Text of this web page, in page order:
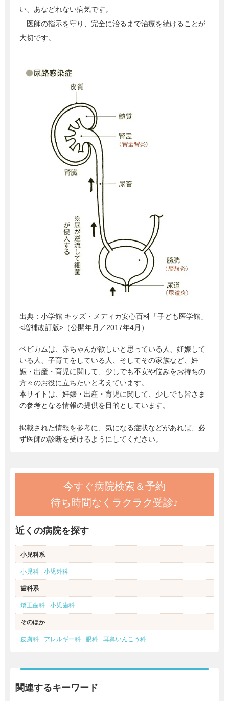
い、あなどれない病気です。
医師の指示を守り、完全に治るまで治療を続けることが
大切です。
出典： 小学館 キッズ・メディカ安心百科「子ども医学館」
<増補改訂版>（公開年月／2017年4月）
ベビカムは、赤ちゃんが欲しいと思っている人、妊娠して
いる人、子育てをしている人、そしてその家族など、妊
娠・出産・育児に関して、少しでも不安や悩みをお持ちの
方々のお役に立ちたいと考えています。
本サイトは、妊娠・出産・育児に関して、少しでも皆さま
の参考となる情報の提供を目的としています。
掲載された情報を参考に、気になる症状などがあれば、必
ず医師の診断を受けるようにしてください。
今すぐ病院検索＆予約
待ち時間なくラクラク受診♪
近くの病院を探す
小児科系
小児科 小児外科
歯科系
矯正歯科 小児歯科
そのほか
皮膚科 アレルギー科 眼科 耳鼻いんこう科
関連するキーワード